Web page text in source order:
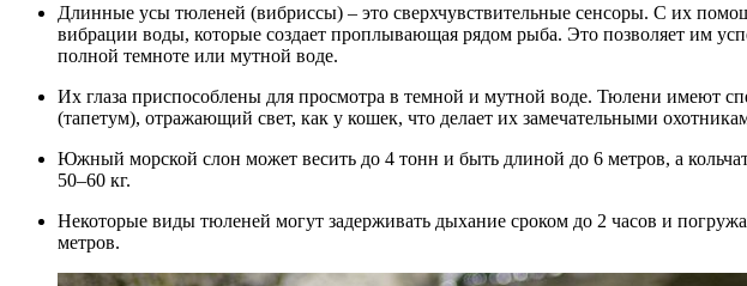
Длинные усы тюленей (вибриссы) – это сверхчувствительные сенсоры. С их помощью животные ощущают
вибрации воды, которые создает проплывающая рядом рыба. Это позволяет им
полной темноте или мутной воде.
Их глаза приспособлены для просмотра в темной и мутной воде. Тюлени имеют специальный слой за сетчаткой
(тапетум), отражающий свет, как у кошек, что делает их замечательными
Южный морской слон может весить до 4 тонн и быть длиной до 6 метров, а кольчатая нерпа весит всего около
50–60 кг.
Некоторые виды тюленей могут задерживать дыхание сроком до 2 часов и погружаться на глубину более 1500
метров.